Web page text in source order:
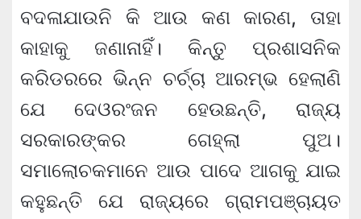
ବଦଳାଯାଉନି କି ଆଉ କଣ କାରଣ, ତାହା
କାହାକୁ ଜଣାନାହିଁ। କିନ୍ତୁ ପ୍ରଶାସନିକ
କରିଡରରେ ଭିନ୍ନ ଚର୍ଚ୍ଚା ଆରମ୍ଭ ହେଲାଣି
ଯେ ଦେଓରଂଜନ ହେଉଛନ୍ତି, ରାଜ୍ୟ
ସରକାରଙ୍କର ଗେହ୍ଲା ପୁଅ।
ସମାଲୋଚକମାନେ ଆଉ ପାଦେ ଆଗକୁ ଯାଇ
କହୁଛନ୍ତି ଯେ ରାଜ୍ୟରେ ଗ୍ରାମପଞ୍ଚାୟତ